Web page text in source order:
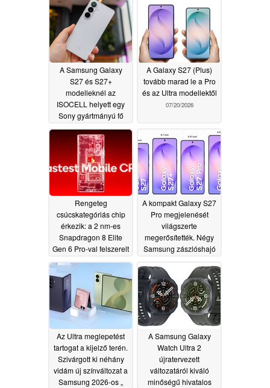
A Samsung Galaxy
S27 és S27+
modelleknél az
ISOCELL helyett egy
Sony gyártmányú fő
kerülhet beépítésre
07/24/2026
A Galaxy S27 (Plus)
tovább marad le a Pro
és az Ultra modellektől
07/20/2026
Rengeteg
csúcskategóriás chip
érkezik: a 2 nm-es
Snapdragon 8 Elite
Gen 6 Pro-val felszerelt
valószínűleg rendkívül
drágák lesznek
06/28/2026
A kompakt Galaxy S27
Pro megjelenését
világszerte
megerősítették. Négy
Samsung zászlóshajó
2027-ben
06/25/2026
Az Ultra meglepetést
tartogat a kijelző terén.
Szivárgott ki néhány
vidám új színváltozat a
Samsung 2026-os „
A Samsung Galaxy
Watch Ultra 2
újratervezett
változatáról kiváló
minőségű hivatalos